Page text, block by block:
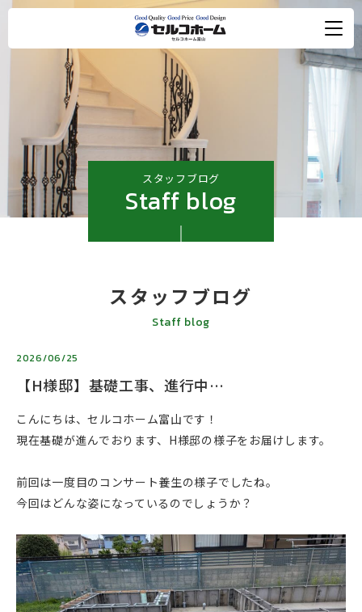
スタッフブログ
Staff blog
スタッフブログ
Staff blog
2026/06/25
【H様邸】基礎工事、進行中…
こんにちは、セルコホーム富山です！
現在基礎が進んでおります、H様邸の様子をお届けします。
前回は一度目のコンサート養生の様子でしたね。
今回はどんな姿になっているのでしょうか？